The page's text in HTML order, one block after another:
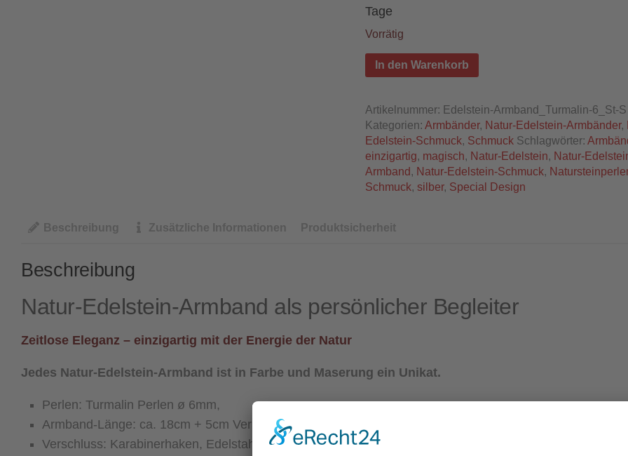
Tage
Vorrätig
In den Warenkorb
Artikelnummer: Edelstein-Armband_Turmalin-6_St-S
Kategorien: Armbänder, Natur-Edelstein-Armbänder,
Edelstein-Schmuck, Schmuck Schlagwörter:
einzigartig, magisch, Natur-Edelstein, Natur-
Armband, Natur-Edelstein-Schmuck,
Schmuck, silber, Special Design
Beschreibung Zusätzliche Informationen Produktsicherheit
Beschreibung
Natur-Edelstein-Armband als persönlicher Begleiter
Zeitlose Eleganz – einzigartig mit der Energie der Natur
Jedes Natur-Edelstein-Armband ist in Farbe und Maserung ein Unikat.
Perlen: Turmalin Perlen ø 6mm,
Armband-Länge: ca. 18cm + 5cm Verlängerungskettchen, Edelstahl, silberfarben
Verschluss: Karabinerhaken, Edelstahl, silberfarben